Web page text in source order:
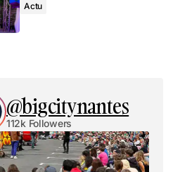
Actu
@bigcitynantes
112k Followers